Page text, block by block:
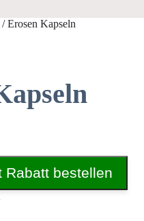
/ Erosen Kapseln
Rabatt bestellen